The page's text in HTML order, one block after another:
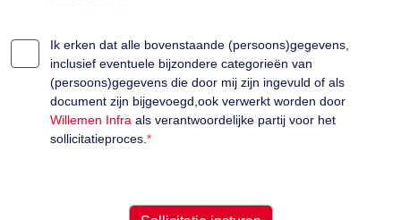
Ik erken dat alle bovenstaande (persoons)gegevens,
inclusief eventuele bijzondere categorieën van
(persoons)gegevens die door mij zijn ingevuld of als
document zijn bijgevoegd,ook verwerkt worden door
Willemen Infra als verantwoordelijke partij voor het
sollicitatieproces. *